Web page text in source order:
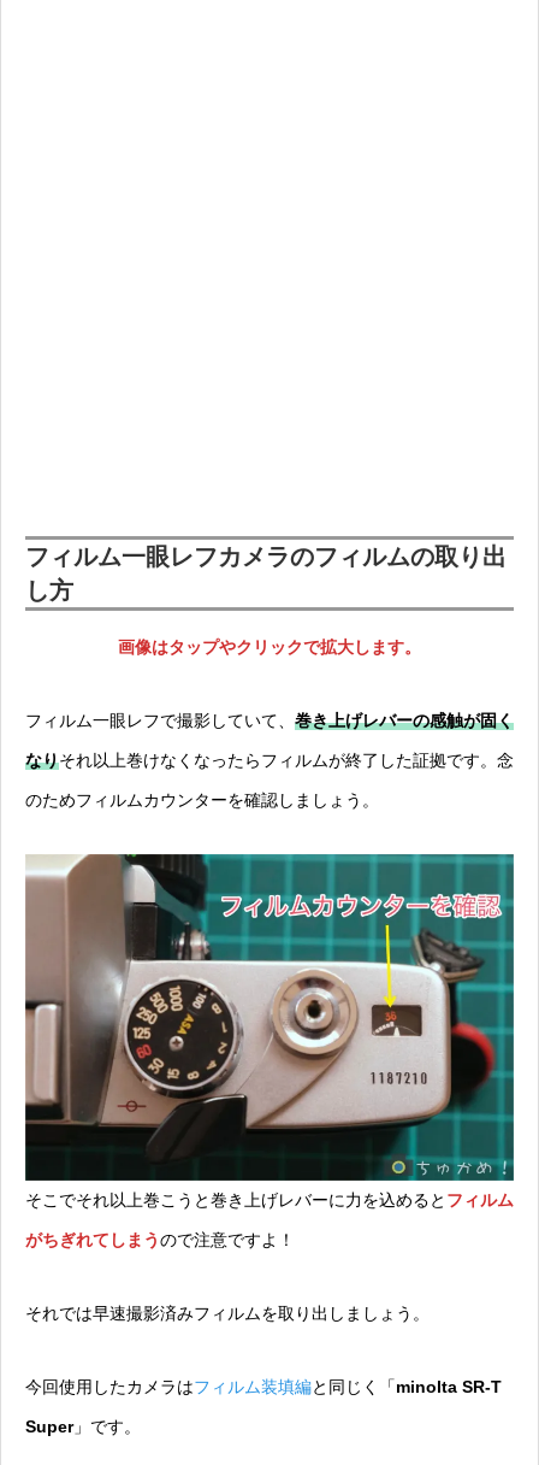
フィルム一眼レフカメラのフィルムの取り出
し方
画像はタップやクリックで拡大します。
フィルム一眼レフで撮影していて、 巻き上げレバーの感触が固く
なりそれ以上巻けなくなったらフィルムが終了した証拠です。念
のためフィルムカウンターを確認しましょう。
そこでそれ以上巻こうと巻き上げレバーに力を込めると フィルム
がちぎれてしまうので注意ですよ！
それでは早速撮影済みフィルムを取り出しましょう。
今回使用したカメラはフィルム装填編と同じく「minolta SR-T
Super」です。